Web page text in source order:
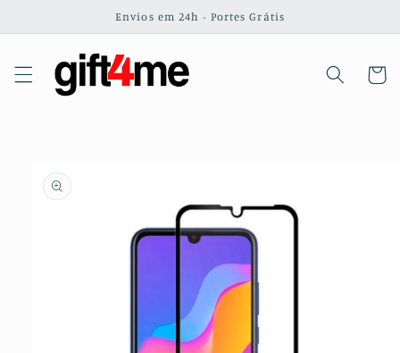
conteúdo
Envios em 24h - Portes Grátis
informação
do produto